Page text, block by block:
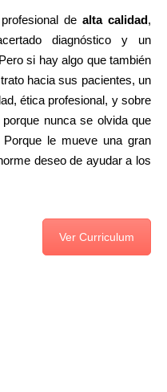
de alta calidad,
diagnóstico y un
si hay algo que también
hacia sus pacientes, un
ética profesional, y sobre
nunca se olvida que
le mueve una gran
deseo de ayudar a los
Ver Curriculum